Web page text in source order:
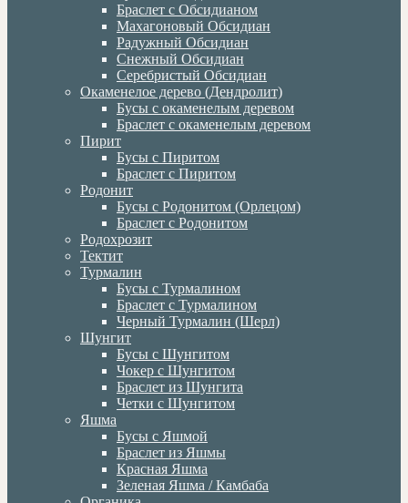
Браслет с Обсидианом
Махагоновый Обсидиан
Радужный Обсидиан
Снежный Обсидиан
Серебристый Обсидиан
Окаменелое дерево (Дендролит)
Бусы с окаменелым деревом
Браслет с окаменелым деревом
Пирит
Бусы с Пиритом
Браслет с Пиритом
Родонит
Бусы с Родонитом (Орлецом)
Браслет с Родонитом
Родохрозит
Тектит
Турмалин
Бусы с Турмалином
Браслет с Турмалином
Черный Турмалин (Шерл)
Шунгит
Бусы с Шунгитом
Чокер с Шунгитом
Браслет из Шунгита
Четки с Шунгитом
Яшма
Бусы с Яшмой
Браслет из Яшмы
Красная Яшма
Зеленая Яшма / Камбаба